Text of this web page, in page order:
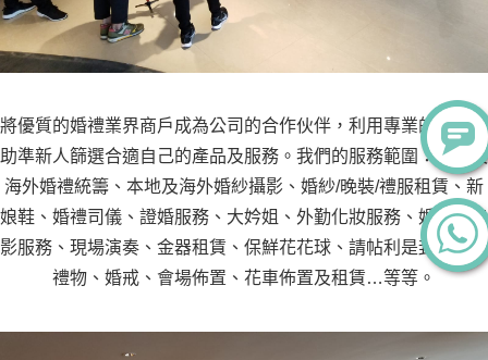
將優質的婚禮業界商戶成為公司的合作伙伴，利用專業的知識協
助準新人篩選合適自己的產品及服務。我們的服務範圍：本地及
海外婚禮統籌、本地及海外婚紗攝影、婚紗/晚裝/禮服租賃、新
娘鞋、婚禮司儀、證婚服務、大妗姐、外勤化妝服務、婚禮攝錄
影服務、現場演奏、金器租賃、保鮮花花球、請帖利是封、回禮
禮物、婚戒、會場佈置、花車佈置及租賃…等等。